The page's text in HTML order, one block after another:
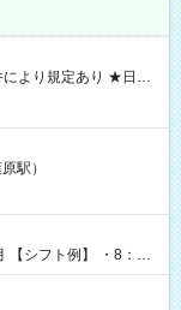
金GET♪ お仕事後はコ
間】試
駅）